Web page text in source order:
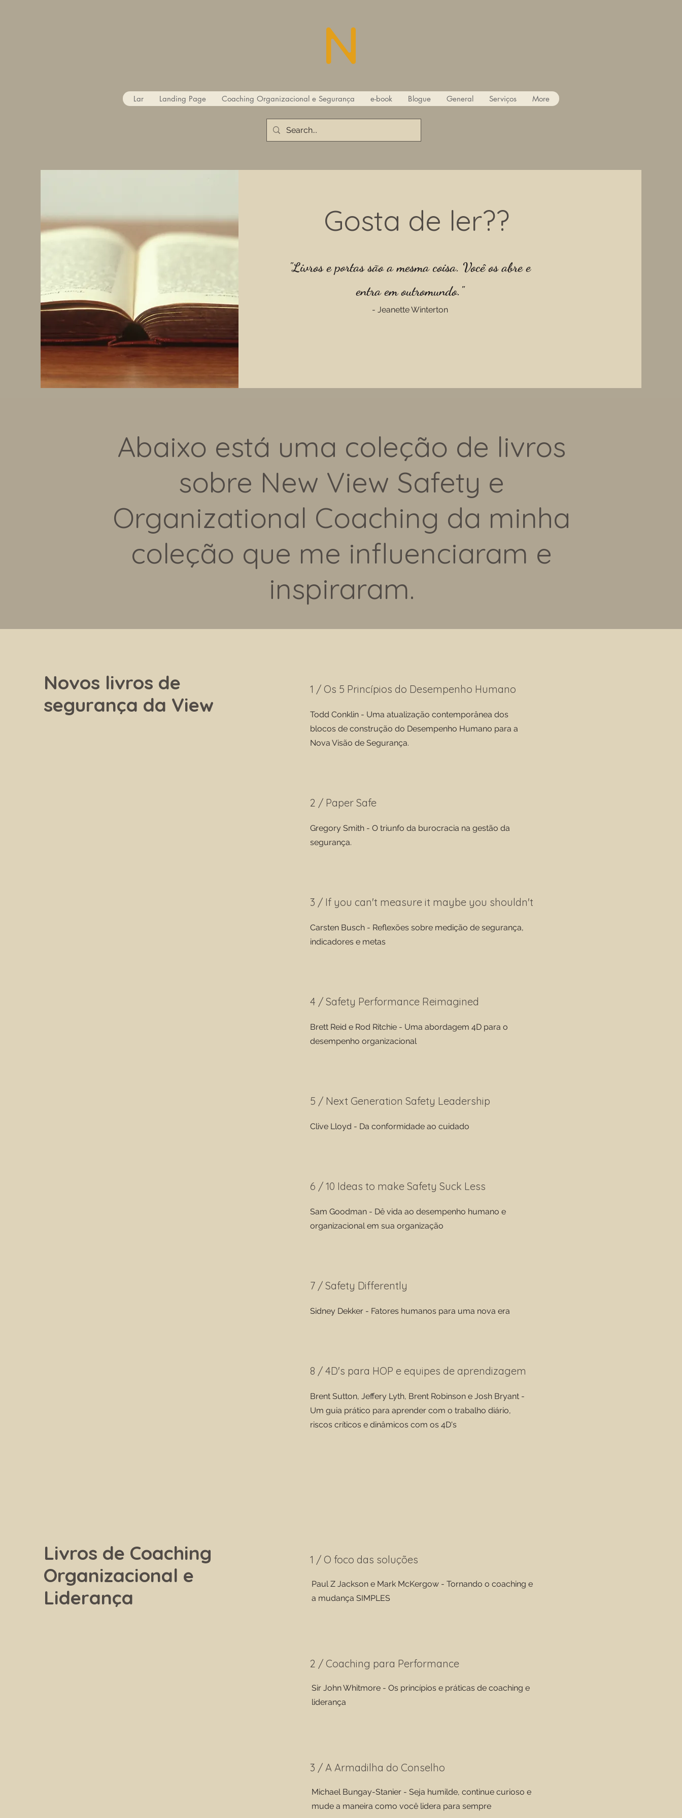
Lar Landing Page Coaching Organizacional e Segurança e-book Blogue General Serviços More
Gosta de ler??
"Livros e portas são a mesma coisa. Você os abre e
entra em outromundo."
- JeanetteWinterton
Abaixo está uma coleção de livros
sobre New View Safety e
Organizational Coaching da minha
coleção que me influenciaram e
inspiraram.
Novos livros de
segurança da View
1 / Os 5 Princípios do Desempenho Humano
Todd Conklin - Uma atualização contemporânea dos
blocos de construção do Desempenho Humano para a
Nova Visão de Segurança.
2 / Paper Safe
Gregory Smith - O triunfo da burocracia na gestão da
segurança.
3 / If you can't measure it maybe you shouldn't
Carsten Busch - Reflexões sobre medição de segurança,
indicadores e metas
4 / Safety Performance Reimagined
Brett Reid e Rod Ritchie - Uma abordagem 4D para o
desempenho organizacional
5 / Next Generation Safety Leadership
Clive Lloyd - Da conformidade ao cuidado
6 / 10 Ideas to make Safety Suck Less
Sam Goodman - Dê vida ao desempenho humano e
organizacional em sua organização
7 / Safety Differently
Sidney Dekker - Fatores humanos para uma nova era
8 / 4D's para HOP e equipes de aprendizagem
Brent Sutton, Jeffery Lyth, Brent Robinson e Josh Bryant -
Um guia prático para aprender com o trabalho diário,
riscos críticos e dinâmicos com os 4D's
Livros de Coaching
Organizacional e
Liderança
1 / O foco das soluções
Paul Z Jackson e Mark McKergow - Tornando o coaching e
a mudança SIMPLES
2 / Coaching para Performance
Sir John Whitmore - Os princípios e práticas de coaching e
liderança
3 / A Armadilha do Conselho
Michael Bungay-Stanier - Seja humilde, continue curioso e
mude a maneira como você lidera para sempre